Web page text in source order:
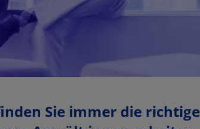
Sie immer die richtige